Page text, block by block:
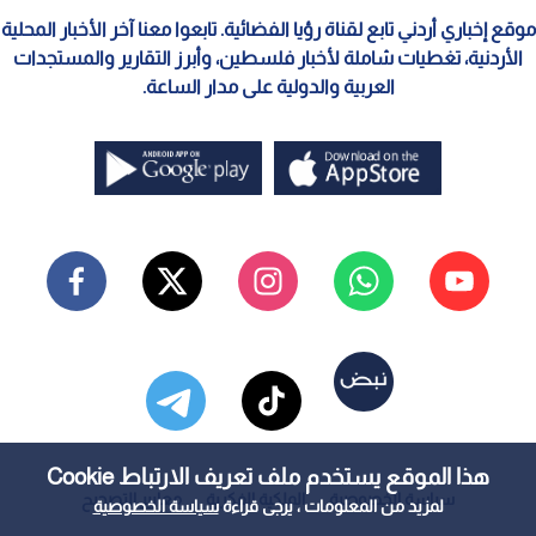
هذا الموقع يستخدم ملف تعريف الارتباط Cookie
لمزيد من المعلومات ، يرجى قراءةسياسة الخصوصية
موقع إخباري أردني تابع لقناة رؤيا الفضائية. تابعوا معنا آخر الأخبار المحلية
الأردنية، تغطيات شاملة لأخبار فلسطين، وأبرز التقارير والمستجدات
العربية والدولية على مدار الساعة.
سياسة الخصوصية الملكية الفكرية معايير التصحيح